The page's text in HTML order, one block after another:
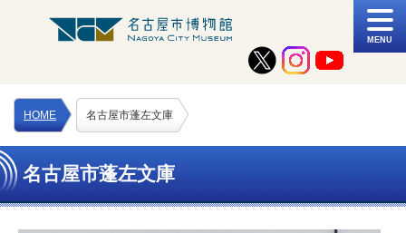
MENU
HOME 名古屋市蓬左文庫
名古屋市蓬左文庫